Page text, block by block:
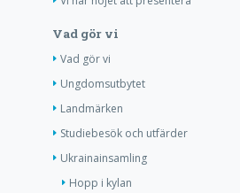
Vad gör vi
Vad gör vi
Ungdomsutbytet
Landmärken
Studiebesök och utfärder
Ukrainainsamling
Hopp i kylan